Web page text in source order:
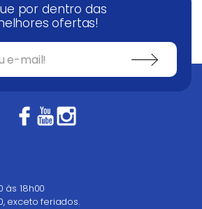
por dentro das
ofertas!
às 18h00
exceto feriados.